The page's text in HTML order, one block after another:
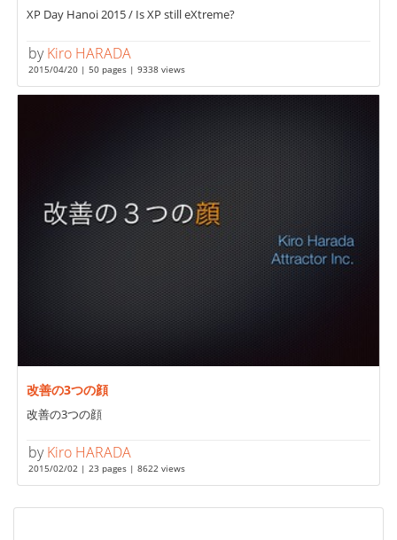
XP Day Hanoi 2015 / Is XP still eXtreme?
byKiro HARADA
2015/04/20 | 50 pages | 9338 views
改善の3つの顔
改善の3つの顔
byKiro HARADA
2015/02/02 | 23 pages | 8622 views